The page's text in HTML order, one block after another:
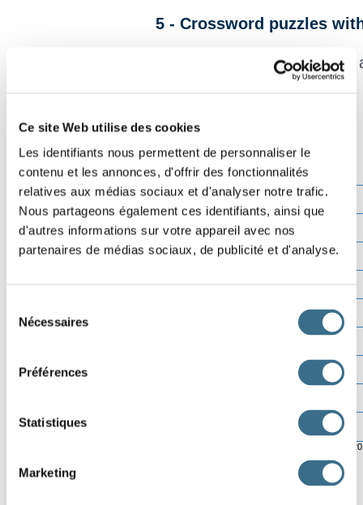
Ce site Web utilise des cookies
Les identifiants nous permettent de personnaliser le
contenu et les annonces, d'offrir des fonctionnalités
relatives aux médias sociaux et d'analyser notre trafic.
Nous partageons également ces identifiants, ainsi que
d'autres informations sur votre appareil avec nos
partenaires de médias sociaux, de publicité et d'analyse.
Nécessaires
Préférences
Statistiques
Marketing
5 - Crossword puzzles
Translate the words in
Vérifier
Lettre ?
00:00
Software ©